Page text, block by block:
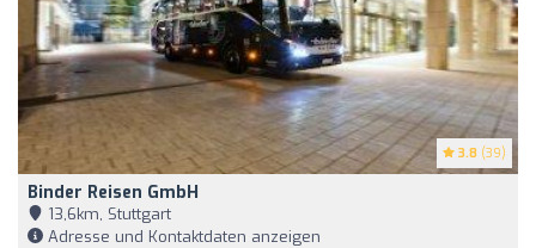
3.8 (39)
Binder Reisen GmbH
13,6km, Stuttgart
Adresse und Kontaktdaten anzeigen